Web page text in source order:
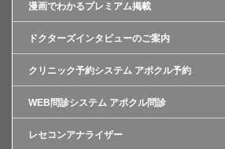
漫画でわかるプレミアム掲載
ドクターズインタビューのご案内
クリニック予約システム アポクル予約
WEB問診システム アポクル問診
レセコンアナライザー